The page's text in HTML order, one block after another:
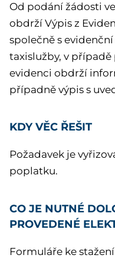
Od podání žádosti
obdrží Výpis z
společně s
taxislužby, v
evidenci obdrží
případně výpis s
KDY VĚC ŘEŠIT
Požadavek je
poplatku.
CO JE NUTNÉ
PROVEDENÉ
Formuláře ke